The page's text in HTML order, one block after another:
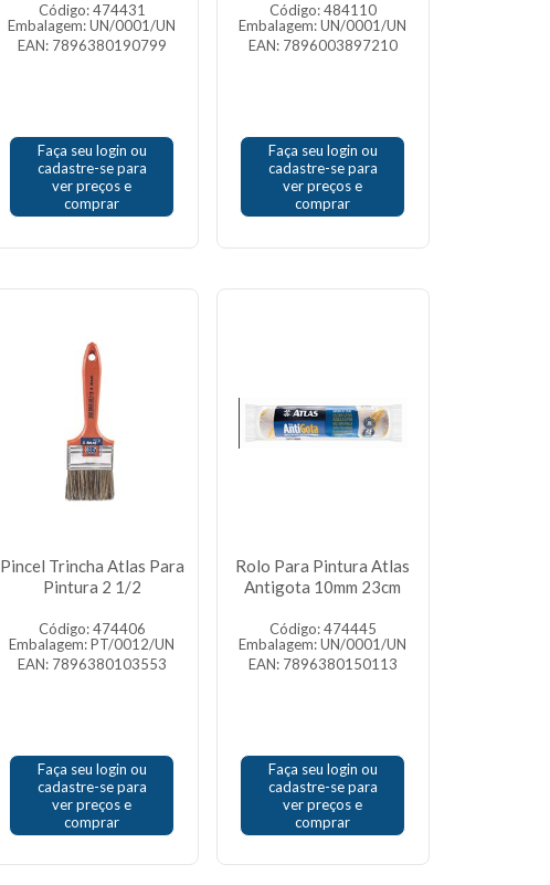
Código: 474431
Embalagem: UN/0001/UN
EAN: 7896380190799
Faça seu login ou
cadastre-se para
ver preços e
comprar
Código: 484110
Embalagem: UN/0001/UN
EAN: 7896003897210
Faça seu login ou
cadastre-se para
ver preços e
comprar
Pincel Trincha Atlas Para
Pintura 2 1/2
Código: 474406
Embalagem: PT/0012/UN
EAN: 7896380103553
Faça seu login ou
cadastre-se para
ver preços e
comprar
Rolo Para Pintura Atlas
Antigota 10mm 23cm
Código: 474445
Embalagem: UN/0001/UN
EAN: 7896380150113
Faça seu login ou
cadastre-se para
ver preços e
comprar